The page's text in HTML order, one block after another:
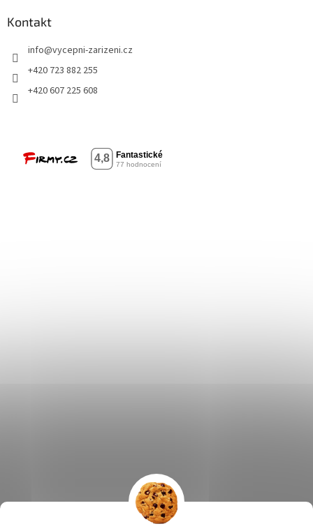
Kontakt
info@vycepni-zarizeni.cz
+420 723 882 255
+420 607 225 608